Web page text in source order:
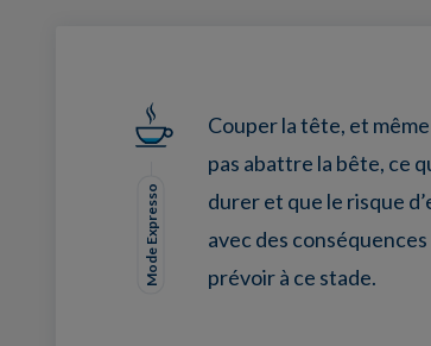
Mode Expresso
Couper la tête, et
pas abattre la bête, ce
durer et que le risque
avec des
prévoir à ce stade.